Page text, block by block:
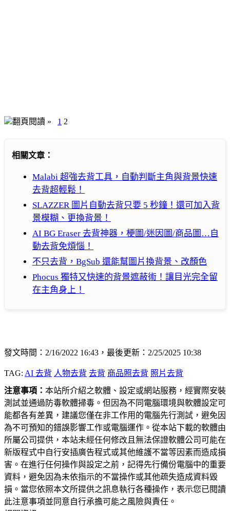
翻頁閱讀 » 1 2
相關文章：
Malabi 超強去背工具，自動判斷主角與背景快速
去背超輕鬆！
SLAZZER 圖片自動去背只要 5 秒鐘！還可加入背
景模糊、更換背景！
AI BG Eraser 去背神器，梗圖/迷因圖/商品圖…自
動去背免煩惱！
不只去背，BgSub 還能幫圖片換背景、改顏色
Phocus 獨特又快速的背景遮蔽術！讓目光完全留
在主角身上！
發文時間：2/16/2022 16:43，最後更新：2/25/2025 10:38
TAG: AI 去背 人物去背 去背 商品照去背 照片去背
注意事項： 本站所介紹之軟體、設定或網站服務，經實際安裝
測試並通過防毒軟體掃毒。但因為不同電腦環境與軟體設定可
能都各有差異，建議您僅在非工作用的電腦先行測試，避免因
為不可預知的錯誤影響工作或電腦運作。從本站下載的軟體由
所屬公司提供，本站未經任何修改且無法保證軟體公司可能在
新版程式中自行安插廣告程式或其他維護不當等因素而造成損
害。在進行任何操作與設定之前，記得先行備份電腦中的重要
資料，避免因為未依指示的不當操作或其他疏失造成資料毀
損。當您依照本文所提供之訊息執行各種操作，表示您已閱讀
此注意事項並同意自行承擔可能之風險與責任。